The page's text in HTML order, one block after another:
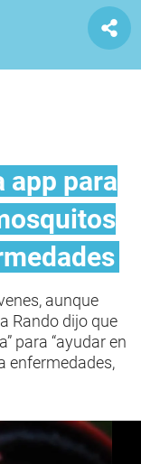
app para
aunque
Rando dijo que
para “ayudar en
enfermedades,